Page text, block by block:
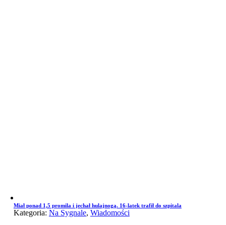
Miał ponad 1,5 promila i jechał hulajnogą. 16-latek trafił do szpitala
Kategoria: Na Sygnale, Wiadomości